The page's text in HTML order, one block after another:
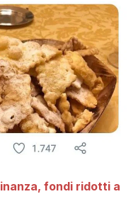
fondi ridotti a